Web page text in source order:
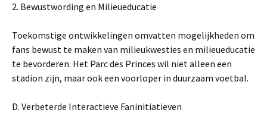
2. Bewustwording en Milieueducatie
Toekomstige ontwikkelingen omvatten mogelijkheden om
fans bewust te maken van milieukwesties en milieueducatie
te bevorderen. Het Parc des Princes wil niet alleen een
stadion zijn, maar ook een voorloper in duurzaam voetbal.
D. Verbeterde Interactieve Faninitiatieven